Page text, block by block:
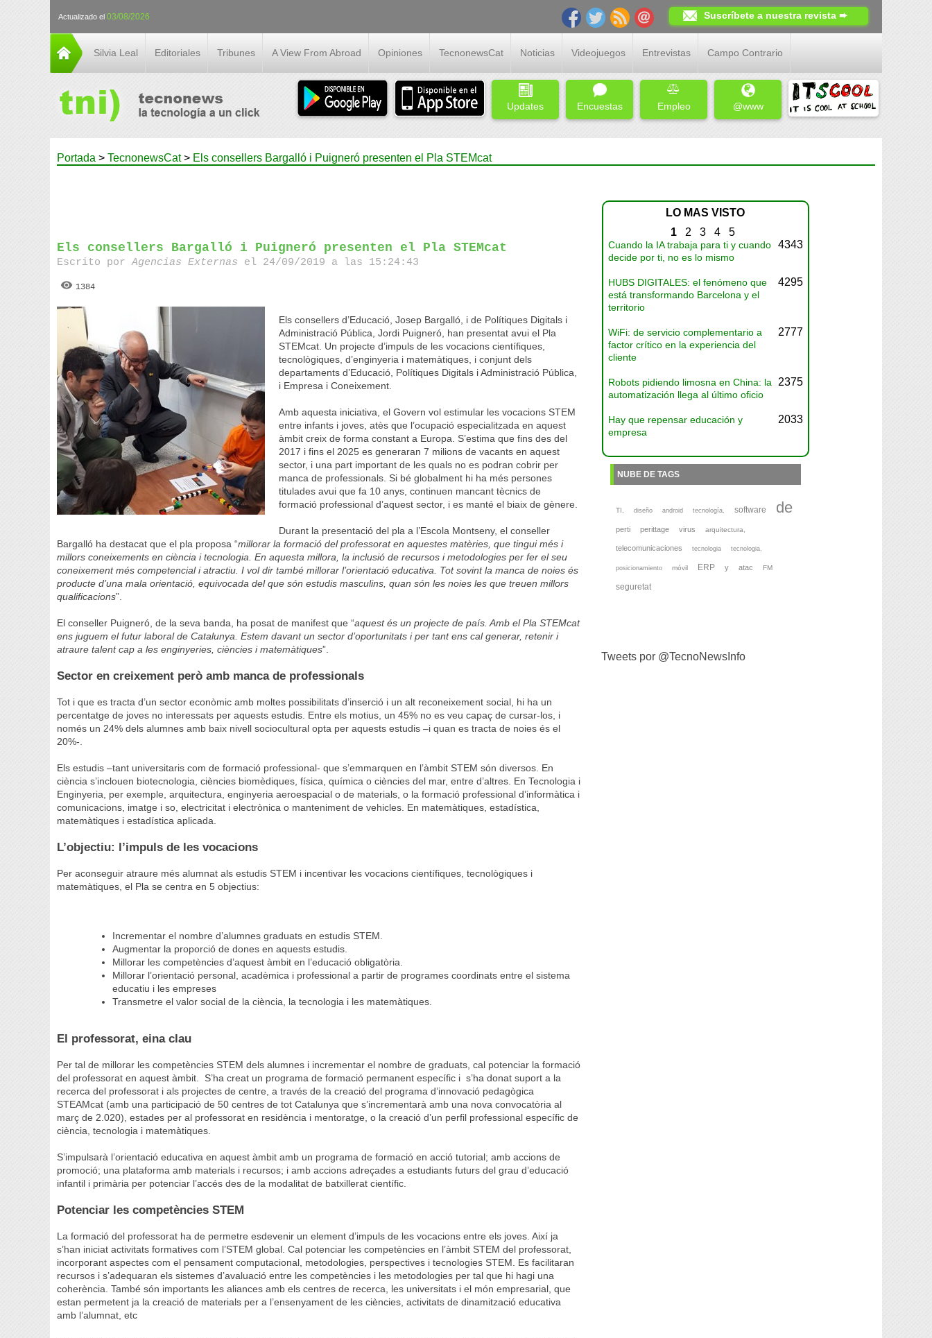
Actualizado el 03/08/2026 Suscríbete a nuestra revista ➨
Silvia Leal Editoriales Tribunes A View From Abroad Opiniones TecnonewsCat Noticias Videojuegos Entrevistas Campo Contrario
Updates Encuestas Empleo @www
Portada > TecnonewsCat > Els consellers Bargalló i Puigneró presenten el Pla STEMcat
Els consellers Bargalló i Puigneró presenten el Pla STEMcat
Escrito porAgencias Externas el 24/09/2019 a las 15:24:43
1384
Els consellers d’Educació, Josep Bargalló, i de Polítiques Digitals i
Administració Pública, Jordi Puigneró, han presentat avui el Pla
STEMcat. Un projecte d’impuls de les vocacions científiques,
tecnològiques, d’enginyeria i matemàtiques, i conjunt dels
departaments d’Educació, Polítiques Digitals i Administració Pública,
i Empresa i Coneixement.
Amb aquesta iniciativa, el Govern vol estimular les vocacions STEM
entre infants i joves, atès que l’ocupació especialitzada en aquest
àmbit creix de forma constant a Europa. S’estima que fins des del
2017 i fins el 2025 es generaran 7 milions de vacants en aquest
sector, i una part important de les quals no es podran cobrir per
manca de professionals. Si bé globalment hi ha més persones
titulades avui que fa 10 anys, continuen mancant tècnics de
formació professional d’aquest sector, i es manté el biaix de gènere.
Durant la presentació del pla a l’Escola Montseny, el conseller
Bargalló ha destacat que el pla proposa “millorar la formació del professorat en aquestes matèries, que tingui més i
millors coneixements en ciència i tecnologia. En aquesta millora, la inclusió de recursos i metodologies per fer el seu
coneixement més competencial i atractiu. I vol dir també millorar l’orientació educativa. Tot sovint la manca de noies és
producte d’una mala orientació, equivocada del que són estudis masculins, quan són les noies les que treuen millors
qualificacions”.
El conseller Puigneró, de la seva banda, ha posat de manifest que “aquest és un projecte de país. Amb el Pla STEMcat
ens juguem el futur laboral de Catalunya. Estem davant un sector d’oportunitats i per tant ens cal generar, retenir i
atraure talent cap a les enginyeries, ciències i matemàtiques”.
Sector en creixement però amb manca de professionals
Tot i que es tracta d’un sector econòmic amb moltes possibilitats d’inserció i un alt reconeixement social, hi ha un
percentatge de joves no interessats per aquests estudis. Entre els motius, un 45% no es veu capaç de cursar-los, i
només un 24% dels alumnes amb baix nivell sociocultural opta per aquests estudis –i quan es tracta de noies és el
20%-.
Els estudis –tant universitaris com de formació professional- que s’emmarquen en l’àmbit STEM són diversos. En
ciència s’inclouen biotecnologia, ciències biomèdiques, física, química o ciències del mar, entre d’altres. En Tecnologia i
Enginyeria, per exemple, arquitectura, enginyeria aeroespacial o de materials, o la formació professional d’informàtica i
comunicacions, imatge i so, electricitat i electrònica o manteniment de vehicles. En matemàtiques, estadística,
matemàtiques i estadística aplicada.
L’objectiu: l’impuls de les vocacions
Per aconseguir atraure més alumnat als estudis STEM i incentivar les vocacions científiques, tecnològiques i
matemàtiques, el Pla se centra en 5 objectius:
Incrementar el nombre d’alumnes graduats en estudis STEM.
Augmentar la proporció de dones en aquests estudis.
Millorar les competències d’aquest àmbit en l’educació obligatòria.
Millorar l’orientació personal, acadèmica i professional a partir de programes coordinats entre el sistema
educatiu i les empreses
Transmetre el valor social de la ciència, la tecnologia i les matemàtiques.
El professorat, eina clau
Per tal de millorar les competències STEM dels alumnes i incrementar el nombre de graduats, cal potenciar la formació
del professorat en aquest àmbit. S’ha creat un programa de formació permanent específic i s’ha donat suport a la
recerca del professorat i als projectes de centre, a través de la creació del programa d’innovació pedagògica
STEAMcat (amb una participació de 50 centres de tot Catalunya que s’incrementarà amb una nova convocatòria al
març de 2.020), estades per al professorat en residència i mentoratge, o la creació d’un perfil professional específic de
ciència, tecnologia i matemàtiques.
S’impulsarà l’orientació educativa en aquest àmbit amb un programa de formació en acció tutorial; amb accions de
promoció; una plataforma amb materials i recursos; i amb accions adreçades a estudiants futurs del grau d’educació
infantil i primària per potenciar l’accés des de la modalitat de batxillerat científic.
Potenciar les competències STEM
La formació del professorat ha de permetre esdevenir un element d’impuls de les vocacions entre els joves. Així ja
s’han iniciat activitats formatives com l’STEM global. Cal potenciar les competències en l’àmbit STEM del professorat,
incorporant aspectes com el pensament computacional, metodologies, perspectives i tecnologies STEM. Es facilitaran
recursos i s’adequaran els sistemes d’avaluació entre les competències i les metodologies per tal que hi hagi una
coherència. També són importants les aliances amb els centres de recerca, les universitats i el món empresarial, que
estan permetent ja la creació de materials per a l’ensenyament de les ciències, activitats de dinamització educativa
amb l’alumnat, etc
LO MAS VISTO
1 2 3 4 5
Cuando la IA trabaja para ti y cuando
decide por ti, no es lo mismo
4343
HUBS DIGITALES: el fenómeno que
está transformando Barcelona y el
territorio
4295
WiFi: de servicio complementario a
factor crítico en la experiencia del
cliente
2777
Robots pidiendo limosna en China: la
automatización llega al último oficio
2375
Hay que repensar educación y
empresa
2033
NUBE DE TAGS
TI, diseño android tecnología, software de
perti perittage virus arquitectura,
telecomunicaciones tecnologia tecnologia,
posicionamiento móvil ERP y atac FM
seguretat
Tweets por @TecnoNewsInfo